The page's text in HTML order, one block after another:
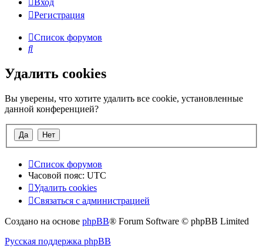
Вход
Регистрация
Список форумов
Поиск
Удалить cookies
Вы уверены, что хотите удалить все cookie, установленные
данной конференцией?
Список форумов
Часовой пояс: UTC
Удалить cookies
Связаться
администрацией
Связаться с администрацией
Создано на основе phpBB® Forum Software © phpBB Limited
Русская поддержка phpBB